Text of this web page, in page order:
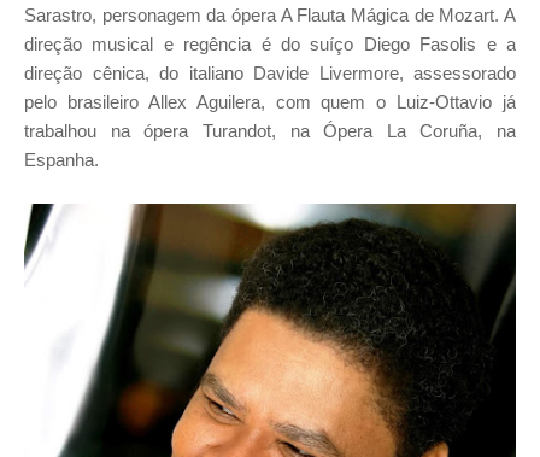
Sarastro, personagem da ópera A Flauta Mágica de Mozart. A
direção musical e regência é do suíço Diego Fasolis e a
direção cênica, do italiano Davide Livermore, assessorado
pelo brasileiro Allex Aguilera, com quem o Luiz-Ottavio já
trabalhou na ópera Turandot, na Ópera La Coruña, na
Espanha.